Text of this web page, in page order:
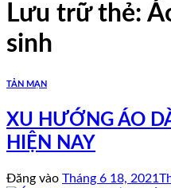
Lưu trữ thẻ:
sinh
TẢN MẠN
XU HƯỚNG ÁO
HIỆN NAY
Đăng vào Tháng 6 18, 2021